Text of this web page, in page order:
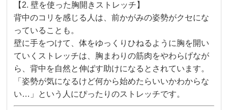
【2. 壁を使った胸開きストレッチ】
背中のコリを感じる人は、前かがみの姿勢がクセにな
っていることも。
壁に手をつけて、体をゆっくりひねるように胸を開い
ていくストレッチは、胸まわりの筋肉をやわらげなが
ら、背中を自然と伸ばす助けになるとされています。
「姿勢が気になるけど何から始めたらいいかわからな
い…」という人にぴったりのストレッチです。